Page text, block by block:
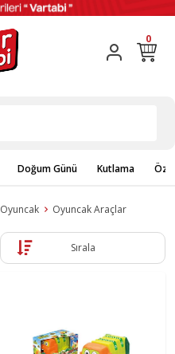
0
Doğum Günü Kutlama
Oyuncak Oyuncak Araçlar
Sırala